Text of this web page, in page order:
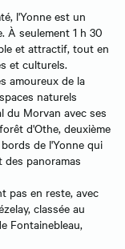
l'Yonne est un
À seulement 1 h 30
et attractif, tout en
et culturels.
amoureux de la
naturels
du Morvan avec ses
d'Othe, deuxième
de l'Yonne qui
panoramas
pas en reste, avec
classée au
Fontainebleau,